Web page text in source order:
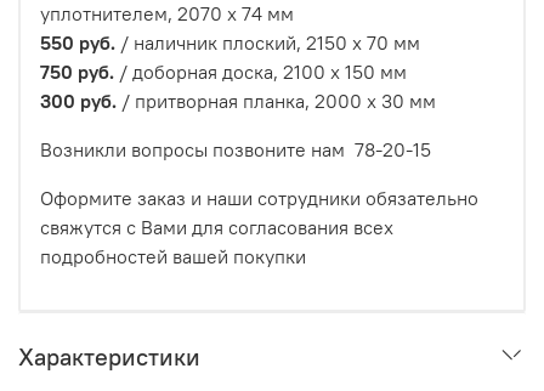
уплотнителем, 2070 х 74 мм
550 руб. / наличник плоский, 2150 х 70 мм
750 руб. / доборная доска, 2100 х 150 мм
300 руб. / притворная планка, 2000 х 30 мм
Возникли вопросы позвоните нам 78-20-15
Оформите заказ и наши сотрудники обязательно
свяжутся с Вами для согласования всех
подробностей вашей покупки
Характеристики